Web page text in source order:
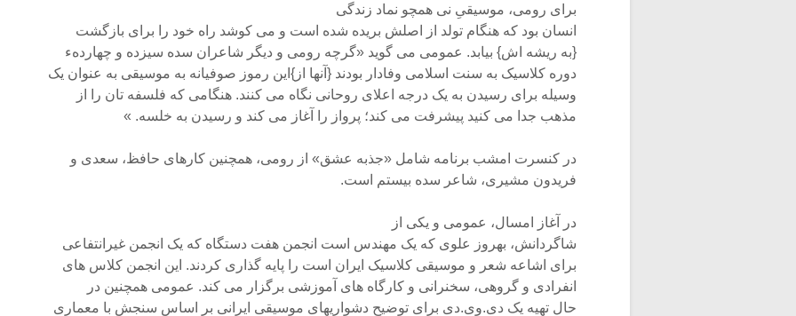
برای رومی، موسیقی‏ِ نی همچو نماد زندگی
انسان بود که هنگام تولد از اصلش بریده شده است و می کوشد راه خود را برای بازگشت
{به ریشه اش} بیابد. عمومی می گوید «گرچه رومی و دیگر شاعران سده سیزده و چهاردهء
دوره کلاسیک به سنت اسلامی وفادار بودند {آنها از}این رموز صوفیانه به موسیقی به عنوان یک
وسیله برای رسیدن به یک درجه اعلای روحانی نگاه می کنند. هنگامی که فلسفه تان را از
مذهب جدا می کنید پیشرفت می کند؛ پرواز را آغاز می کند و رسیدن به خلسه. »
در کنسرت امشب برنامه شامل «جذبه عشق» از رومی، همچنین کارهای حافظ، سعدی و
فریدون مشیری، شاعر سده بیستم است.
در آغاز امسال، عمومی و یکی از
شاگردانش، بهروز علوی که یک مهندس است انجمن هفت دستگاه که یک انجمن غیرانتفاعی
برای اشاعه شعر و موسیقی کلاسیک ایران است را پایه گذاری کردند. این انجمن کلاس های
انفرادی و گروهی‏‌، سخنرانی و کارگاه های آموزشی برگزار می کند. عمومی همچنین در
حال تهیه یک دی.وی.دی برای توضیح دشواریهای موسیقی ایرانی بر اساس سنجش با معماری